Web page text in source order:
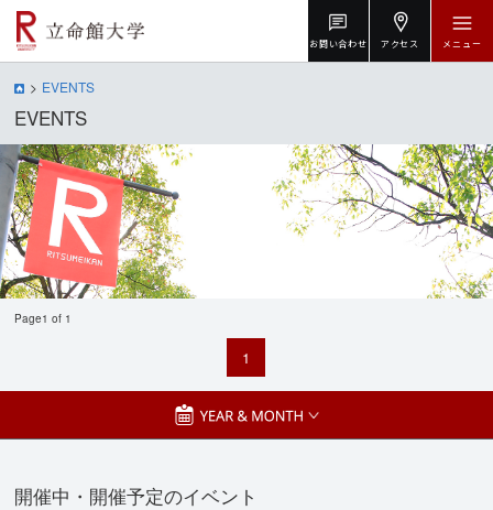
お問い合わせ アクセス メニュー
EVENTS
EVENTS
Page1 of 1
1
開催中・開催予定のイベント